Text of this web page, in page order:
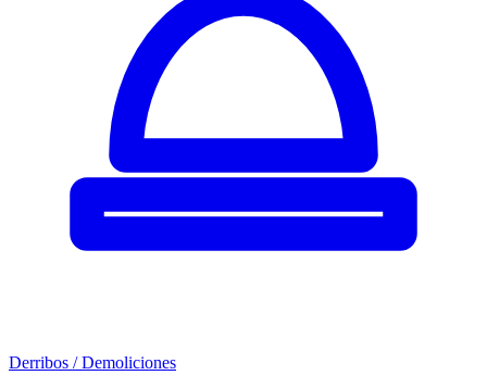
Derribos / Demoliciones